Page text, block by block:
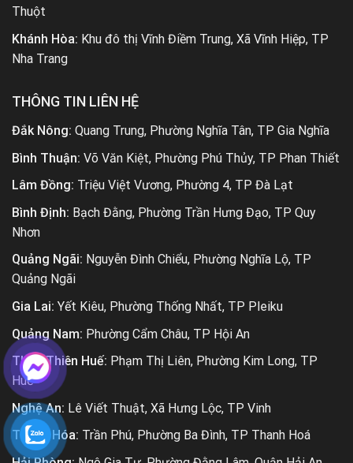
Thuột
Khánh Hòa: Khu đô thị Vĩnh Điềm Trung, Xã Vĩnh Hiệp, TP
Nha Trang
THÔNG TIN LIÊN HỆ
Đắk Nông: Quang Trung, Phường Nghĩa Tân, TP Gia Nghĩa
Bình Thuận: Võ Văn Kiệt, Phường Phú Thủy, TP Phan Thiết
Lâm Đồng: Triệu Việt Vương, Phường 4, TP Đà Lạt
Bình Định: Bạch Đằng, Phường Trần Hưng Đạo, TP Quy
Nhơn
Quảng Ngãi: Nguyễn Đình Chiểu, Phường Nghĩa Lộ, TP
Quảng Ngãi
Gia Lai: Yết Kiêu, Phường Thống Nhất, TP Pleiku
Quảng Nam: Phường Cẩm Châu, TP Hội An
Thừa Thiên Huế: Phạm Thị Liên, Phường Kim Long, TP
Huế
Nghệ An: Lê Viết Thuật, Xã Hưng Lộc, TP Vinh
Thanh Hóa: Trần Phú, Phường Ba Đình, TP Thanh Hoá